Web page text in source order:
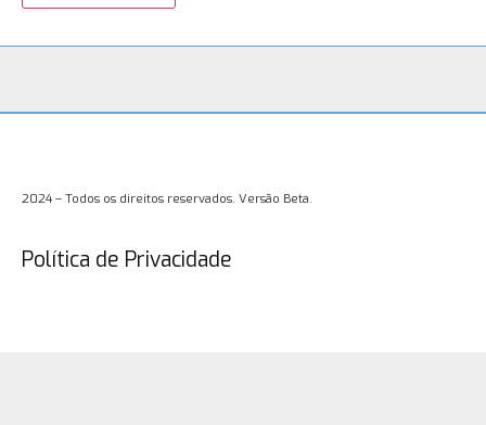
2024 – Todos os direitos reservados. Versão Beta.
Política de Privacidade